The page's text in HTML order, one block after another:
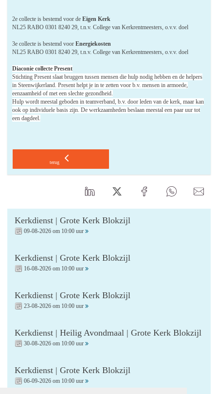
2e collecte is bestemd voor deEigen Kerk
NL25 RABO 0301 8240 29, t.n.v. College van Kerkrentmeesters, o.v.v. doel
3e collecte is bestemd voorEnergiekosten
NL25 RABO 0301 8240 29, t.n.v. College van Kerkrentmeesters, o.v.v. doel
Diaconie collecte Present
Stichting Present slaat bruggen tussen mensen die hulp nodig hebben en de helpers
in Steenwijkerland. Present helpt je in te zetten voor b.v. mensen in armoede,
eenzaamheid of met een slechte gezondheid.
Hulp wordt meestal geboden in teamverband, b.v. door leden van de kerk, maar kan
ook op individuele basis zijn. De werkzaamheden beslaan meestal een paar uur tot
een dagdeel.
terug
Kerkdienst | Grote Kerk Blokzijl
09-08-2026 om 10:00 uur
Kerkdienst | Grote Kerk Blokzijl
16-08-2026 om 10:00 uur
Kerkdienst | Grote Kerk Blokzijl
23-08-2026 om 10:00 uur
Kerkdienst | Heilig Avondmaal | Grote Kerk Blokzijl
30-08-2026 om 10:00 uur
Kerkdienst | Grote Kerk Blokzijl
06-09-2026 om 10:00 uur